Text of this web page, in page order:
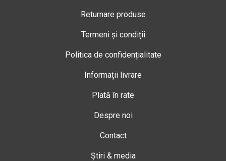
Returnare produse
Termeni și condiții
Politica de confidențialitate
Informații livrare
Plată în rate
Despre noi
Contact
Știri & media